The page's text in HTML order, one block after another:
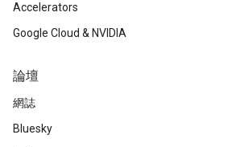
Accelerators
Google Cloud & NVIDIA
論壇
網誌
Bluesky